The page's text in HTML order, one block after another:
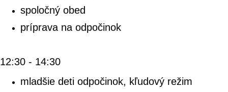
spoločný obed
príprava na odpočinok
12:30 - 14:30
mladšie deti odpočinok, kľudový režim